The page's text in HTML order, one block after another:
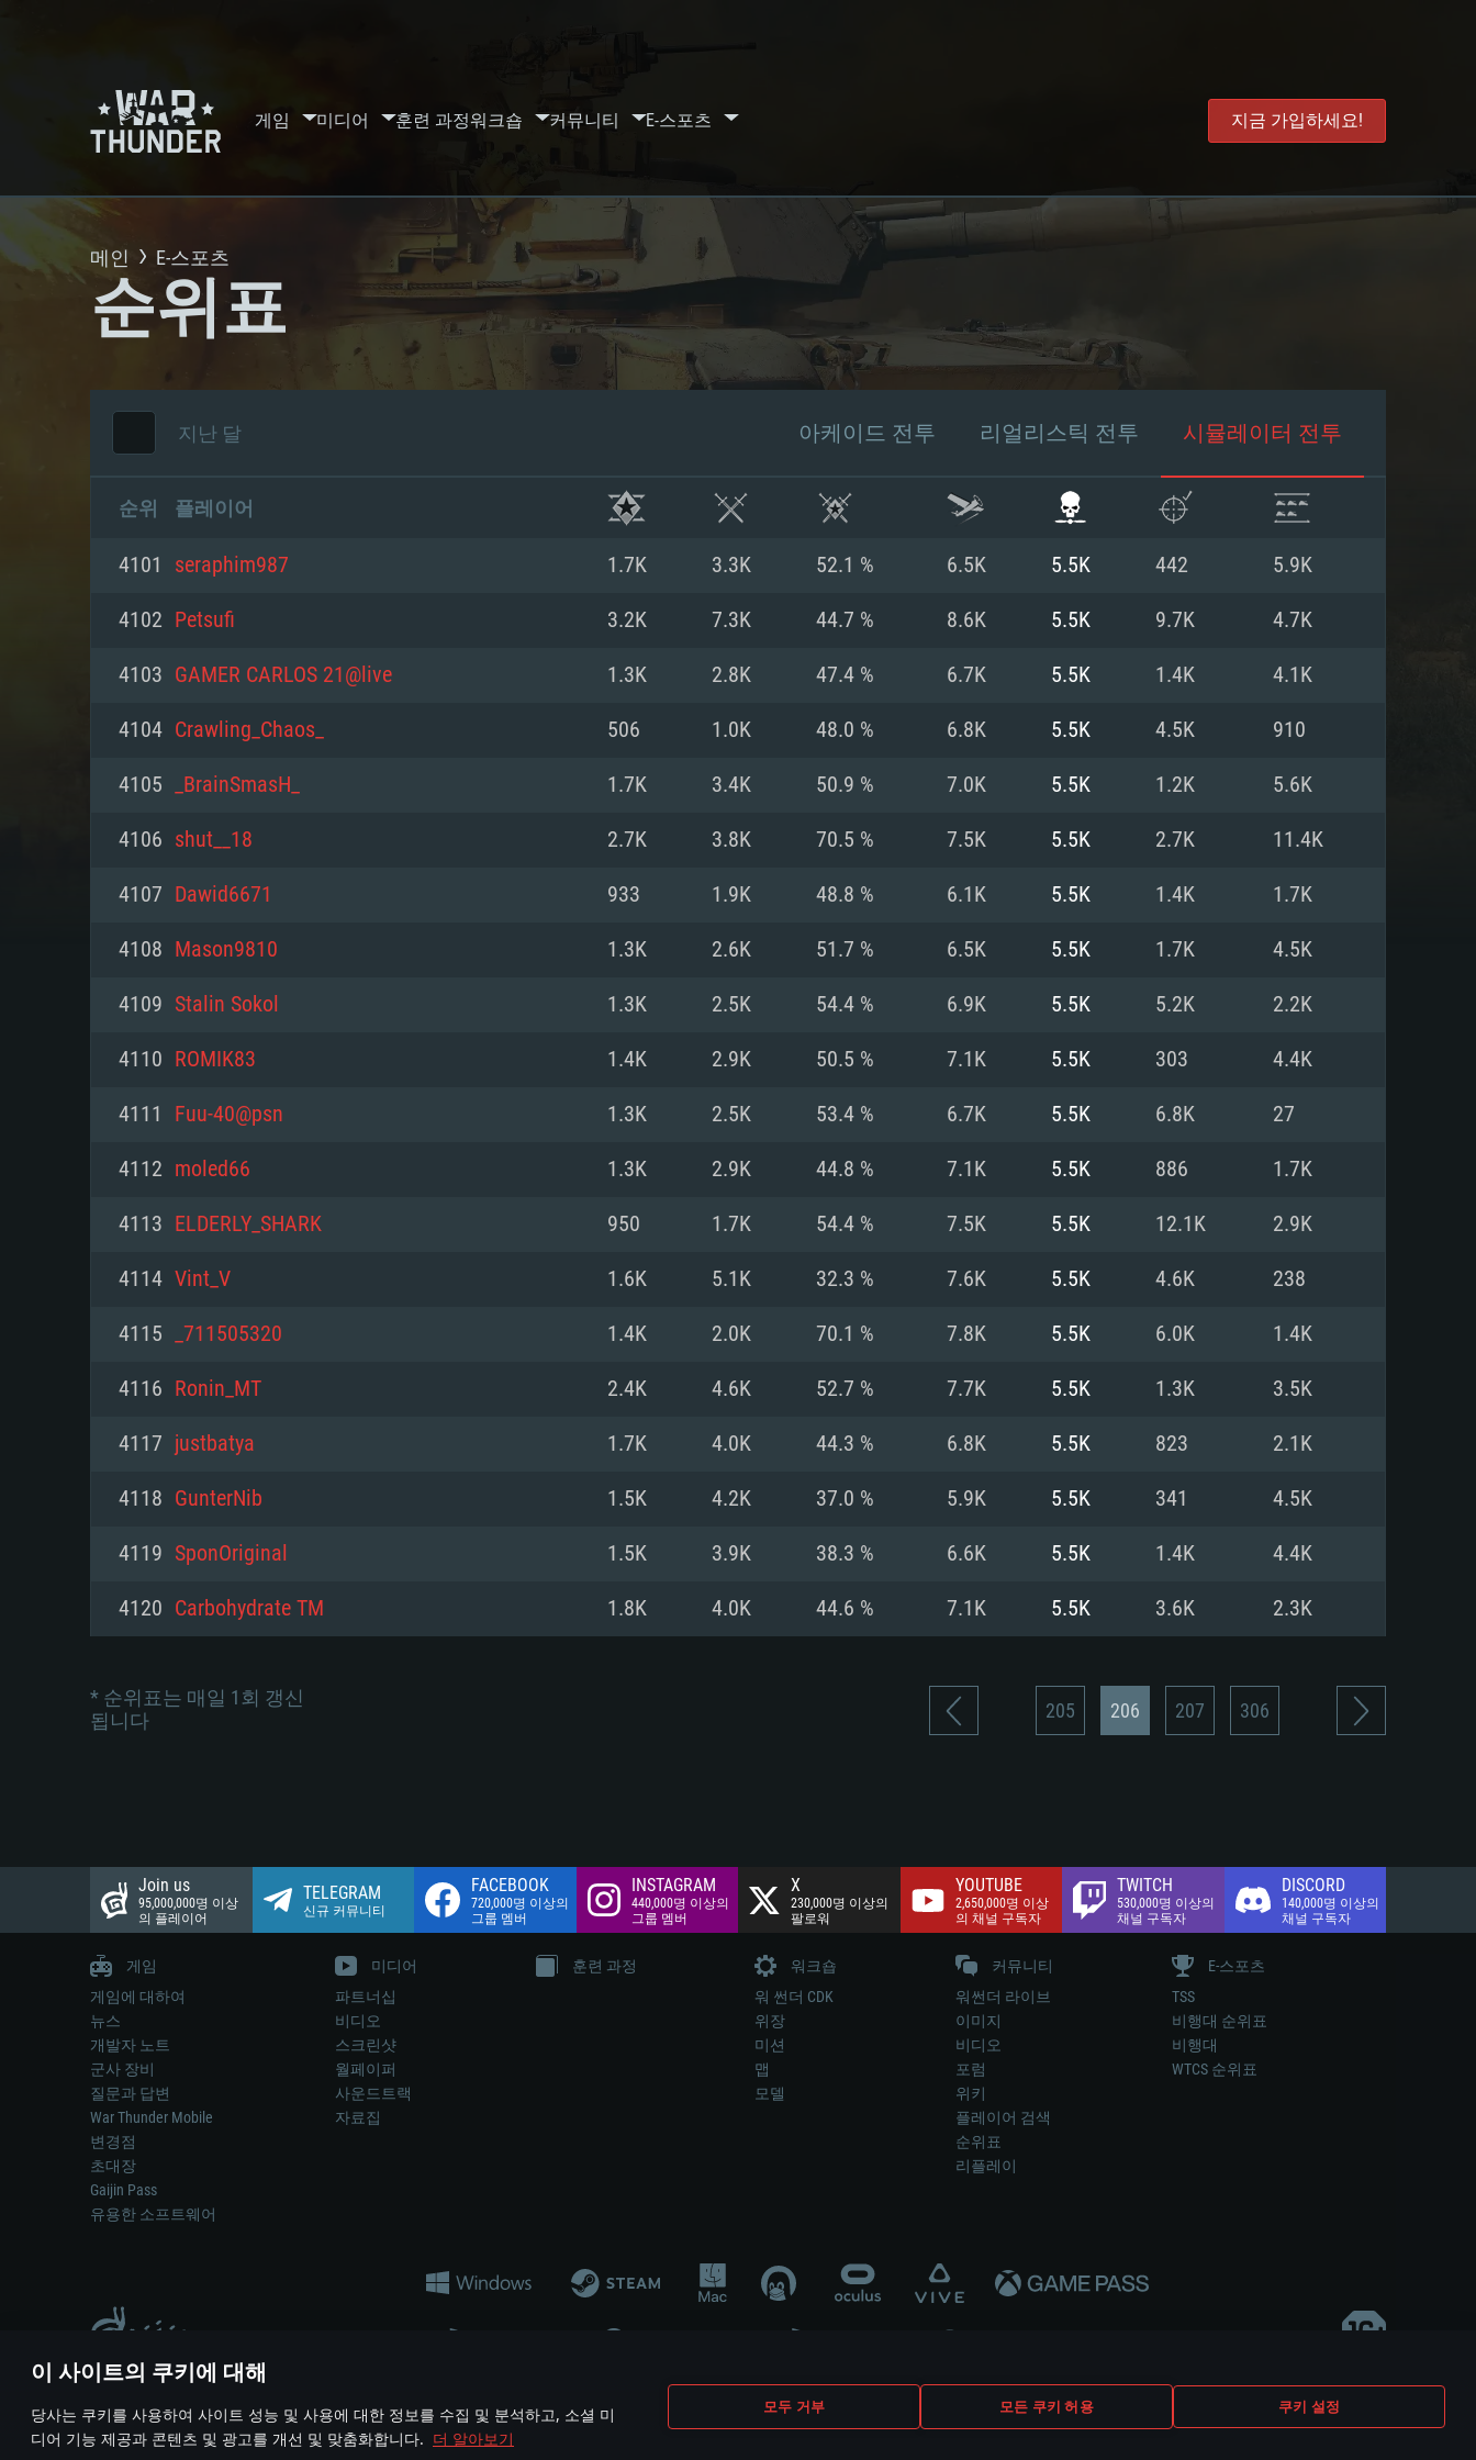
이 사이트의 쿠키에 대해
당사는 쿠키를 사용하여 사이트 성능 및 사용에 대한 정보를 수집 및 분석하고, 소셜 미
디어 기능 제공과 콘텐츠 및 광고를 개선 및 맞춤화합니다. 더 알아보기
모두 거부 모든 쿠키 허용 쿠키 설정
게임 미디어 훈련 과정워크숍 커뮤니티 E-스포츠 지금 가입하세요!
시스템 요구사항
PC MAC Linux
최소사양
운영체제: Windows 10 (64 bit)
프로세서: 2.2 GHz 듀얼코어 이상
메모리: 4GB
그래픽 카드: DirectX 11 이상을 지원하는 AMD
해상도: 720p
네트워크: 브로드밴드 인터넷
여유 저장 공간: 22.1 GB (최소 클라이언트)
권장 사양
운영체제: Windows 10/11 (64 bit)
프로세서: Intel Core i5 또는 Ryzen 5 3600 이상
메모리: 16 GB 이상
그래픽 카드: DirectX 11 이상을 지원하는 Nvidia
최소사양
운영체제: Mac OS Big Sur 11.0
프로세서: 최소 2.2 GHz의 Core i5 (Intel Xeon 은 지
(Mac), 혹은 이와 비슷한 성능을 가지는 Mac 버전
의 AMD/Nvidia. 최소 해상도: 720p
네트워크: 브로드밴드 인터넷
여유 저장 공간: 22.1 GB (최소 클라이언트)
권장 사양
운영체제: Mac OS Big Sur 11.0
프로세서: Core i7 (Intel Xeon 은 지원하지 않습니
상
네트워크: 브로드밴드 인터넷
여유 저장 공간: 62.2 GB (전체 클라이언트)
최소사양
운영체제: 64bit Linux 중 최신 버전
프로세서: 2.4 GHz 듀얼코어
메모리: 4 GB
그래픽 카드: Vulkan 을 지원하고, 최신 그래픽 드라
와 동급의 성능을 가지며 최신 그래픽 드라이버를
지원하는 AMD (6개월 미만; 최소사양 지원 해상도
권장 사양
운영체제: Ubuntu 20.04 64bit
프로세서: Intel Core i7
메모리: 16 GB
그래픽 카드: Vulkan 을 지원하고, 최신 그래픽 드라
와 동급의 성능을 가지며 최신 그래픽 드라이버를
지원하는 AMD RX 570 (6개월 미만; 최소사양 지원
메인 E-스포츠
순위표
지난 달 아케이드 전투 리얼리스틱 전투 시뮬레이터 전투
순위 플레이어
4101 seraphim987 1.7K 3.3K 52.1 % 6.5K 5.5K 442 5.9K
4102 Petsufi 3.2K 7.3K 44.7 % 8.6K 5.5K 9.7K 4.7K
4103 GAMER CARLOS 21@live 1.3K 2.8K 47.4 % 6.7K 5.5K 1.4K 4.1K
4104 Crawling_Chaos_ 506 1.0K 48.0 % 6.8K 5.5K 4.5K 910
4105 _BrainSmasH_ 1.7K 3.4K 50.9 % 7.0K 5.5K 1.2K 5.6K
4106 shut__18 2.7K 3.8K 70.5 % 7.5K 5.5K 2.7K 11.4K
4107 Dawid6671 933 1.9K 48.8 % 6.1K 5.5K 1.4K 1.7K
4108 Mason9810 1.3K 2.6K 51.7 % 6.5K 5.5K 1.7K 4.5K
4109 Stalin Sokol 1.3K 2.5K 54.4 % 6.9K 5.5K 5.2K 2.2K
4110 ROMIK83 1.4K 2.9K 50.5 % 7.1K 5.5K 303 4.4K
4111 Fuu-40@psn 1.3K 2.5K 53.4 % 6.7K 5.5K 6.8K 27
4112 moled66 1.3K 2.9K 44.8 % 7.1K 5.5K 886 1.7K
4113 ELDERLY_SHARK 950 1.7K 54.4 % 7.5K 5.5K 12.1K 2.9K
4114 Vint_V 1.6K 5.1K 32.3 % 7.6K 5.5K 4.6K 238
4115 _711505320 1.4K 2.0K 70.1 % 7.8K 5.5K 6.0K 1.4K
4116 Ronin_MT 2.4K 4.6K 52.7 % 7.7K 5.5K 1.3K 3.5K
4117 justbatya 1.7K 4.0K 44.3 % 6.8K 5.5K 823 2.1K
4118 GunterNib 1.5K 4.2K 37.0 % 5.9K 5.5K 341 4.5K
4119 SponOriginal 1.5K 3.9K 38.3 % 6.6K 5.5K 1.4K 4.4K
4120 Carbohydrate TM 1.8K 4.0K 44.6 % 7.1K 5.5K 3.6K 2.3K
* 순위표는 매일 1회 갱신
됩니다
205 206 207 306
Join us
95,000,000명 이상
의 플레이어
TELEGRAM
신규 커뮤니티
FACEBOOK
720,000명 이상의
그룹 멤버
INSTAGRAM
440,000명 이상의
그룹 멤버
X
230,000명 이상의
팔로워
YOUTUBE
2,650,000명 이상
의 채널 구독자
TWITCH
530,000명 이상의
채널 구독자
DISCORD
140,000명 이상의
채널 구독자
게임
게임에 대하여
뉴스
개발자 노트
군사 장비
질문과 답변
War Thunder Mobile
변경점
초대장
Gaijin Pass
유용한 소프트웨어
미디어
파트너십
비디오
스크린샷
월페이퍼
사운드트랙
자료집
훈련 과정
워크숍
워 썬더 CDK
위장
미션
맵
모델
커뮤니티
워썬더 라이브
이미지
비디오
포럼
위키
플레이어 검색
순위표
리플레이
E-스포츠
TSS
비행대 순위표
비행대
WTCS 순위표
게임 에서 어떠한 현실의 무기나 차량을 묘사하는 것은 무기 개발 업체나 장비 제조 업체가 게임 개발 후원 또는 홍보에 참여하지 않습니다..
© 2011—2026 Gaijin Games Kft. All trademarks, logos and brand names are the property of their respective owners.
이용 약관 이용 약관